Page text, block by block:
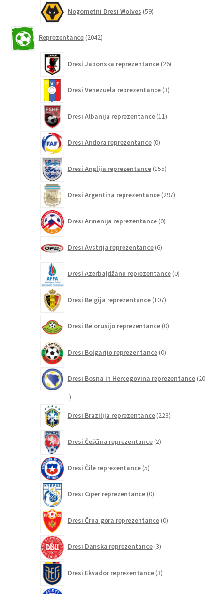
Nogometni Dresi Wolves 59izdelkov
Reprezentance 2042izdelkov
Dresi Japonska reprezentance 26izdelkov
Dresi Venezuela reprezentance 3izdelki
Dresi Albanija reprezentance 11izdelkov
Dresi Andora reprezentance 0izdelkov
Dresi Anglija reprezentance 155izdelkov
Dresi Argentina reprezentance 297izdelkov
Dresi Armenija reprezentance 0izdelkov
Dresi Avstrija reprezentance 6izdelkov
Dresi Azerbajdžanu reprezentance 0izdelkov
Dresi Belgija reprezentance 107izdelkov
Dresi Belorusijo reprezentance 0izdelkov
Dresi Bolgarijo reprezentance 0izdelkov
Dresi Bosna in Hercegovina reprezentance 20
20
Dresi Brazilija reprezentance 223izdelkov
Dresi Češčina reprezentance 2izdelka
Dresi Čile reprezentance 5izdelkov
Dresi Ciper reprezentance 0izdelkov
Dresi Črna gora reprezentance 0izdelkov
Dresi Danska reprezentance 3izdelki
Dresi Ekvador reprezentance 3izdelki